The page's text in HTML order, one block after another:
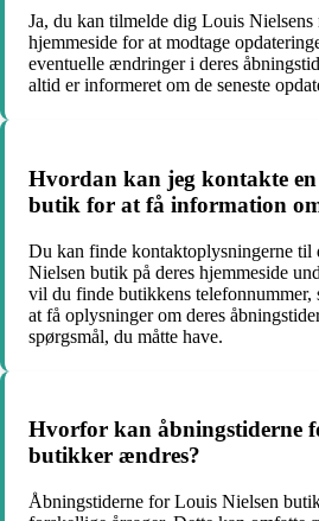
Ja, du kan tilmelde dig Louis Nielsens
hjemmeside for at modtage
eventuelle ændringer i deres
altid er informeret om de seneste
Hvordan kan jeg kontakte en
butik for at få information
Du kan finde kontaktoplysningerne til
Nielsen butik på deres hjemmeside
vil du finde butikkens
at få oplysninger om deres
spørgsmål, du måtte have.
Hvorfor kan åbningstiderne
butikker ændres?
Åbningstiderne for Louis Nielsen